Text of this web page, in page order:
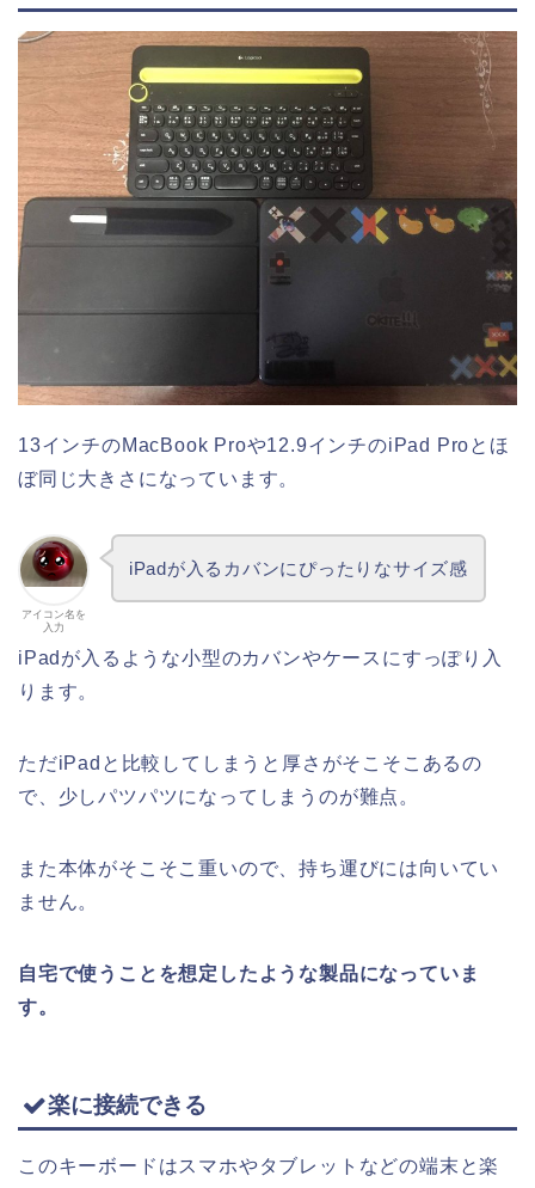
13インチのMacBook Proや12.9インチのiPad Proとほ
ぼ同じ大きさになっています。
アイコン名を
入力
iPadが入るカバンにぴったりなサイズ感
iPadが入るような小型のカバンやケースにすっぽり入
ります。
ただiPadと比較してしまうと厚さがそこそこあるの
で、少しパツパツになってしまうのが難点。
また本体がそこそこ重いので、持ち運びには向いてい
ません。
自宅で使うことを想定したような製品になっていま
す。
楽に接続できる
このキーボードはスマホやタブレットなどの端末と楽